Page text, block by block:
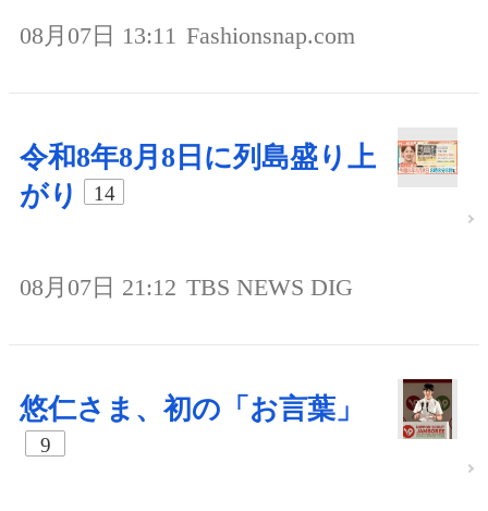
08月07日 13:11 Fashionsnap.com
令和8年8月8日に列島盛り上
がり
14
08月07日 21:12 TBS NEWS DIG
悠仁さま、初の「お言葉」
9